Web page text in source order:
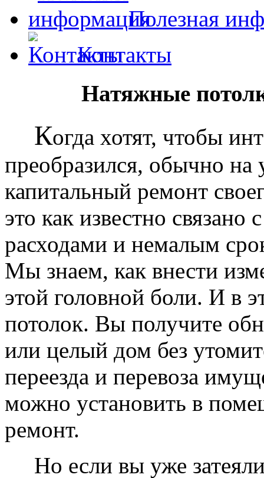
Полезная
Контакты
Натяжные
Когда хотят, чтобы
преобразился, обычно на
капитальный ремонт
это как известно
расходами и немалым
Мы знаем, как внести
этой головной боли. И в
потолок. Вы получите
или целый дом без
переезда и перевоза
можно установить в
ремонт.
Но если вы уже